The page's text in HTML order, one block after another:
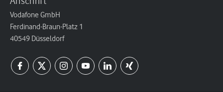
Vodafone GmbH
Ferdinand-Braun-Platz 1
40549 Düsseldorf